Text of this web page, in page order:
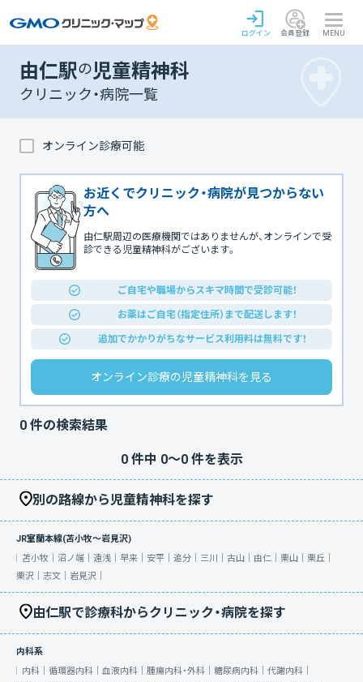
ログイン 会員登録 MENU
由仁駅の児童精神科
クリニック・病院一覧
オンライン診療可能
お近くでクリニック・病院が見つからない
方へ
由仁駅周辺の医療機関ではありませんが、オンラインで受
診できる児童精神科がございます。
ご自宅や職場からスキマ時間で受診可能！
お薬はご自宅（指定住所）まで配送します！
追加でかかりがちなサービス利用料は無料です！
オンライン診療の児童精神科を見る
0 件の検索結果
0件中 0〜0件を表示
別の路線から児童精神科を探す
JR室蘭本線(苫小牧～岩見沢)
苫小牧｜ 沼ノ端｜ 遠浅｜ 早来｜ 安平｜ 追分｜ 三川｜ 古山｜ 由仁｜ 栗山｜ 栗丘｜
栗沢｜ 志文｜ 岩見沢｜
由仁駅で診療科からクリニック・病院を探す
内科系
内科｜ 循環器内科｜ 血液内科｜ 腫瘍内科・外科｜ 糖尿病内科｜ 代謝内科｜